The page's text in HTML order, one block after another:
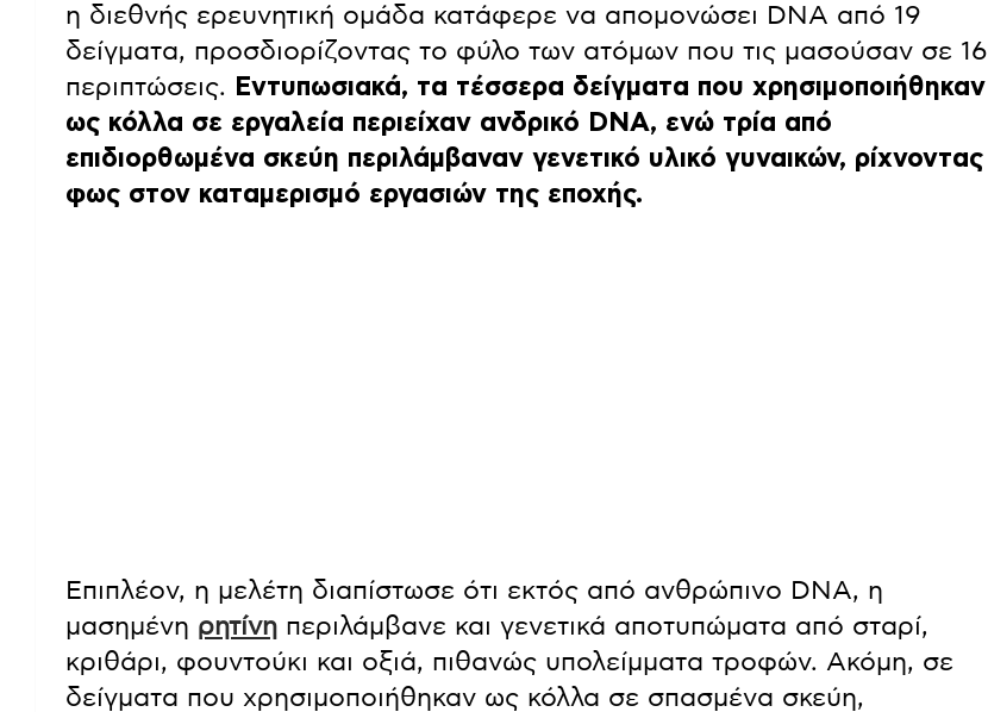
η διεθνής ερευνητική ομάδα κατάφερε να απομονώσει DNA από 19
δείγματα, προσδιορίζοντας το φύλο των ατόμων που τις μασούσαν σε 16
περιπτώσεις.
Εντυπωσιακά, τα τέσσερα δείγματα που χρησιμοποιήθηκαν
ως κόλλα σε εργαλεία περιείχαν ανδρικό DNA, ενώ τρία από
επιδιορθωμένα σκεύη περιλάμβαναν γενετικό υλικό γυναικών, ρίχνοντας
φως στον καταμερισμό εργασιών της εποχής.
Επιπλέον, η μελέτη διαπίστωσε ότι εκτός από ανθρώπινο DNA, η
μασημένη ρητίνη περιλάμβανε και γενετικά αποτυπώματα από σταρί,
κριθάρι, φουντούκι και οξιά, πιθανώς υπολείμματα τροφών. Ακόμη, σε
δείγματα που χρησιμοποιήθηκαν ως κόλλα σε σπασμένα σκεύη,